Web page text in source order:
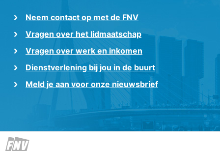
Neem contact op met de FNV
Vragen over het lidmaatschap
Vragen over werk en inkomen
Dienstverlening bij jou in de buurt
Meld je aan voor onze nieuwsbrief